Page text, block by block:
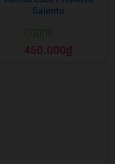
Salento
Được xếp
hạng55 sao
450.000₫